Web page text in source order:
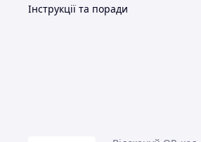
Інструкції та поради